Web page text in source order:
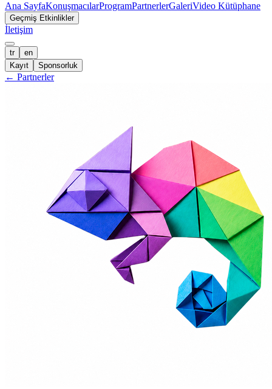
Ana SayfaKonuşmacılarProgramPartnerlerGaleriVideo Kütüphane
Geçmiş Etkinlikler
İletişim
tr
en
Kayıt
Sponsorluk
← Partnerler